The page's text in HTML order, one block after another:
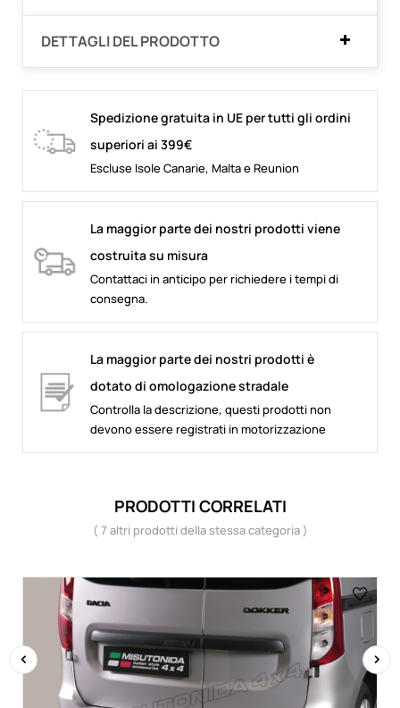
DETTAGLI DEL PRODOTTO
Spedizione gratuita in UE per tutti gli ordini
superiori ai 399€
Escluse Isole Canarie, Malta e Reunion
La maggior parte dei nostri prodotti viene
costruita su misura
Contattaci in anticipo per richiedere i tempi di
consegna.
La maggior parte dei nostri prodotti è
dotato di omologazione stradale
Controlla la descrizione, questi prodotti non
devono essere registrati in motorizzazione
PRODOTTI CORRELATI
( 7 altri prodotti della stessa categoria )